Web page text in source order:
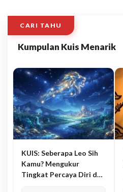
CARI TAHU
Kumpulan Kuis Menarik
KUIS: Seberapa Leo Sih
Kamu? Mengukur
Tingkat Percaya Diri dan